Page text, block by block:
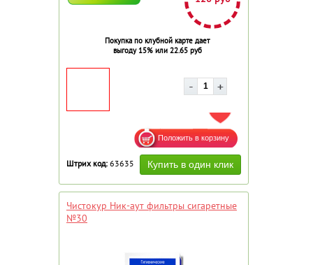
Покупка по клубной карте дает
выгоду 15% или 22.65 руб
ДОБАВИТЬ В ИЗБРАННОЕ
Штрих код: 63635
Чистокур Ник-аут фильтры сигаретные
№30